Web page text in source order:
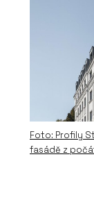
Foto: Profily
fasádě z